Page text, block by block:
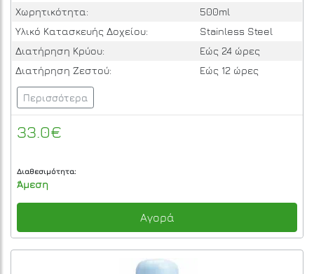
Χωρητικότητα:
500ml
Υλικό Κατασκευής Δοχείου:
Stainless Steel
Διατήρηση Κρύου:
Εώς 24 ώρες
Διατήρηση Ζεστού:
Εώς 12 ώρες
Περισσότερα
33.0€
Διαθεσιμότητα:
Άμεση
Αγορά